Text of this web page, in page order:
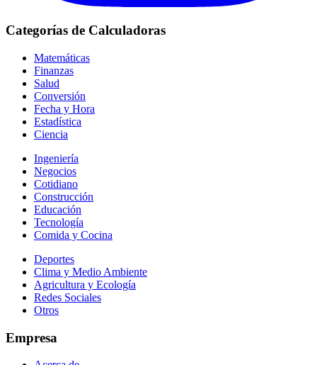
Categorías de Calculadoras
Matemáticas
Finanzas
Salud
Conversión
Fecha y Hora
Estadística
Ciencia
Ingeniería
Negocios
Cotidiano
Construcción
Educación
Tecnología
Comida y Cocina
Deportes
Clima y Medio Ambiente
Agricultura y Ecología
Redes Sociales
Otros
Empresa